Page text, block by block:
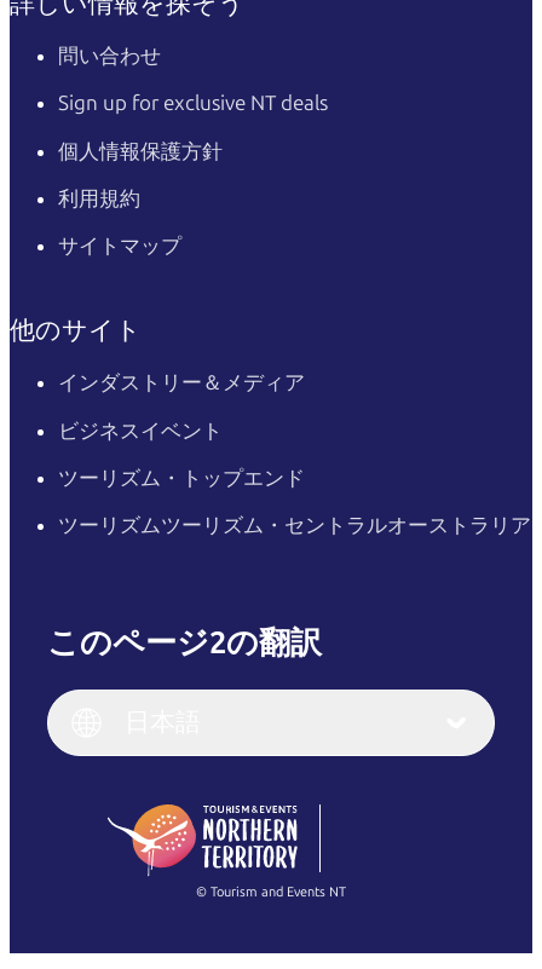
問い合わせ
Sign up for exclusive NT deals
個人情報保護方針
利用規約
サイトマップ
他のサイト
インダストリー＆メディア
ビジネスイベント
ツーリズム・トップエンド
ツーリズムツーリズム・セントラルオーストラリア
このページ2の翻訳
English (US)
English
(Singapore)
Français
繁體中文
© Tourism and Events NT